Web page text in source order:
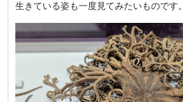
生きている姿も一度見てみたいものです。